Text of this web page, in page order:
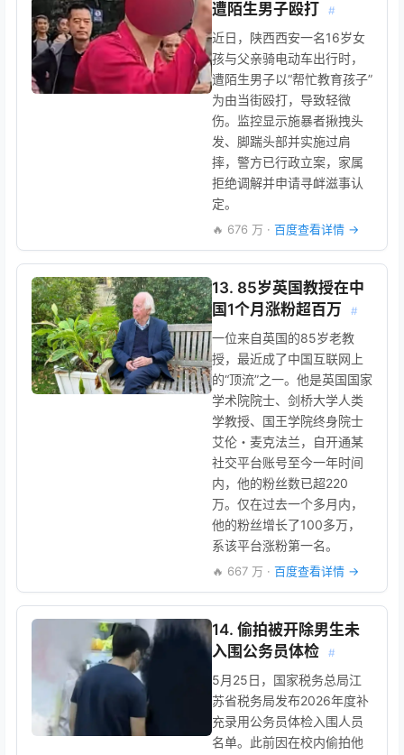
遭陌生男子殴打
#
近日，陕西西安一名16岁女
孩与父亲骑电动车出行时，
遭陌生男子以“帮忙教育孩子”
为由当街殴打，导致轻微
伤。监控显示施暴者揪拽头
发、脚踹头部并实施过肩
摔，警方已行政立案，家属
拒绝调解并申请寻衅滋事认
定。
🔥 676 万 · 百度查看详情 →
13. 85岁英国教授在中
国1个月涨粉超百万
#
一位来自英国的85岁老教
授，最近成了中国互联网上
的“顶流”之一。他是英国国家
学术院院士、剑桥大学人类
学教授、国王学院终身院士
艾伦・麦克法兰，自开通某
社交平台账号至今一年时间
内，他的粉丝数已超220
万。仅在过去一个多月内，
他的粉丝增长了100多万，
系该平台涨粉第一名。
🔥 667 万 · 百度查看详情 →
14. 偷拍被开除男生未
入围公务员体检
#
5月25日，国家税务总局江
苏省税务局发布2026年度补
充录用公务员体检入围人员
名单。此前因在校内偷拍他